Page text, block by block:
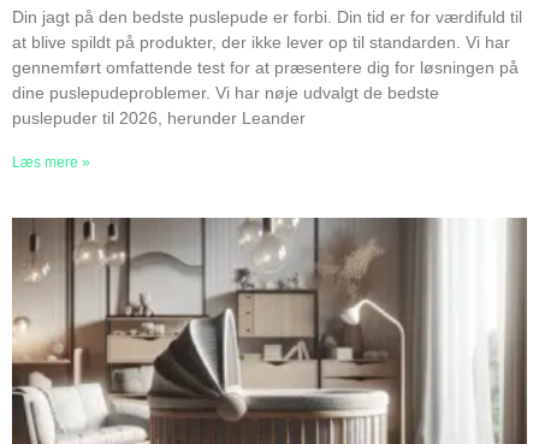
Din jagt på den bedste puslepude er forbi. Din tid er for værdifuld til
at blive spildt på produkter, der ikke lever op til standarden. Vi har
gennemført omfattende test for at præsentere dig for løsningen på
dine puslepudeproblemer. Vi har nøje udvalgt de bedste
puslepuder til 2026, herunder Leander
Læs mere »